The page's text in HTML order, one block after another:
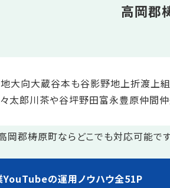
高岡郡
大向大蔵谷本も谷影野地 上折渡 上組
太郎川茶や谷坪野田富永豊原仲間
郡梼原町ならどこでも対応可能です
YouTubeの運用ノウハウ全51P